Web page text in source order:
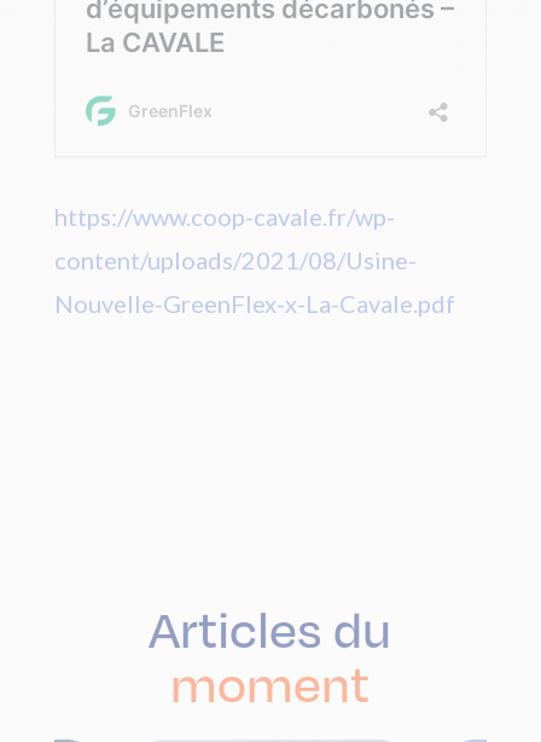
https://www.coop-cavale.fr/wp-
content/uploads/2021/08/Usine-
Nouvelle-GreenFlex-x-La-Cavale.pdf
Articles du
moment